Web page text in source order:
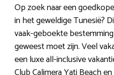
Op zoek naar een
in het geweldige Tunesië?
vaak-geboekte
geweest moet zijn. Veel
een luxe all-inclusive